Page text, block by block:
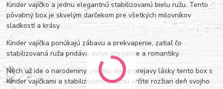
Kinder vajíčko a jednu elegantnú stabilizovanú bielu ružu. Tento
pôvabný box je skvelým darčekom pre všetkých milovníkov
sladkostí a krásy.
Kinder vajíčka ponúkajú zábavu a prekvapenie, zatiaľ čo
stabilizovaná ruža pridáva dotyk elegance a romantiky.
Nech už ide o narodeniny, sviatky alebo prejavy lásky tento box s
Kinder vajíčkami a stabilizovanou ružou určite rozžiari deň svojho